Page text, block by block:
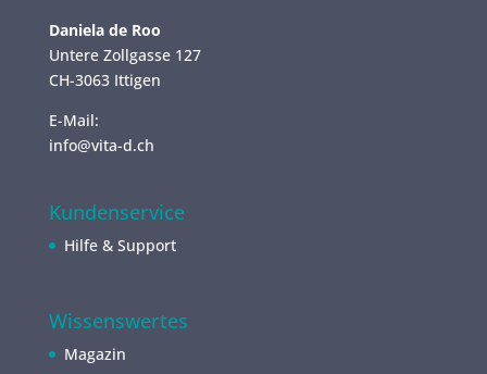
Daniela de Roo
Untere Zollgasse 127
CH-3063 Ittigen
E-Mail:
info@vita-d.ch
Kundenservice
Hilfe & Support
Wissenswertes
Magazin